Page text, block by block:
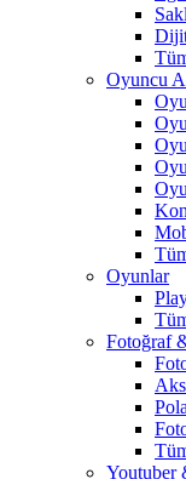
Oyuncu
Oyunlar
Fotoğraf
Youtuber